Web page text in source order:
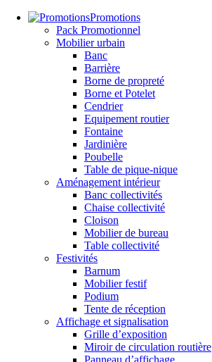
Promotions
Pack Promotionnel
Mobilier urbain
Banc
Barrière
Borne de propreté
Borne et Potelet
Cendrier
Equipement routier
Fontaine
Jardinière
Poubelle
Table de pique-nique
Aménagement intérieur
Banc collectivités
Chaise collectivité
Cloison
Mobilier de bureau
Table collectivité
Festivités
Barnum
Mobilier festif
Podium
Tente de réception
Affichage et signalisation
Grille d’exposition
Miroir de circulation routière
Panneau d’affichage